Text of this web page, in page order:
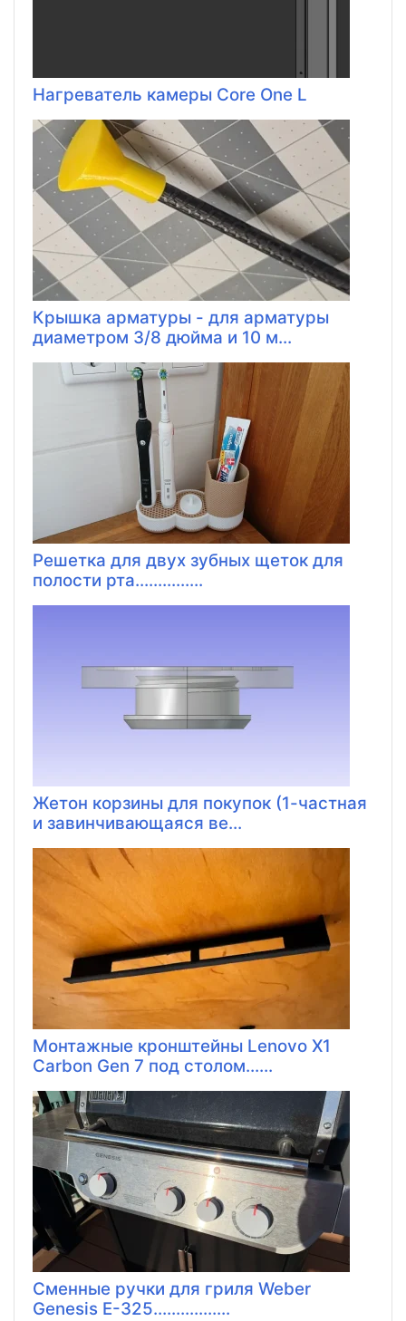
Нагреватель камеры Core One L
Крышка арматуры - для арматуры
диаметром 3/8 дюйма и 10 м...
Решетка для двух зубных щеток для
полости рта...............
Жетон корзины для покупок (1-частная
и завинчивающаяся ве...
Монтажные кронштейны Lenovo X1
Carbon Gen 7 под столом......
Сменные ручки для гриля Weber
Genesis E-325.................